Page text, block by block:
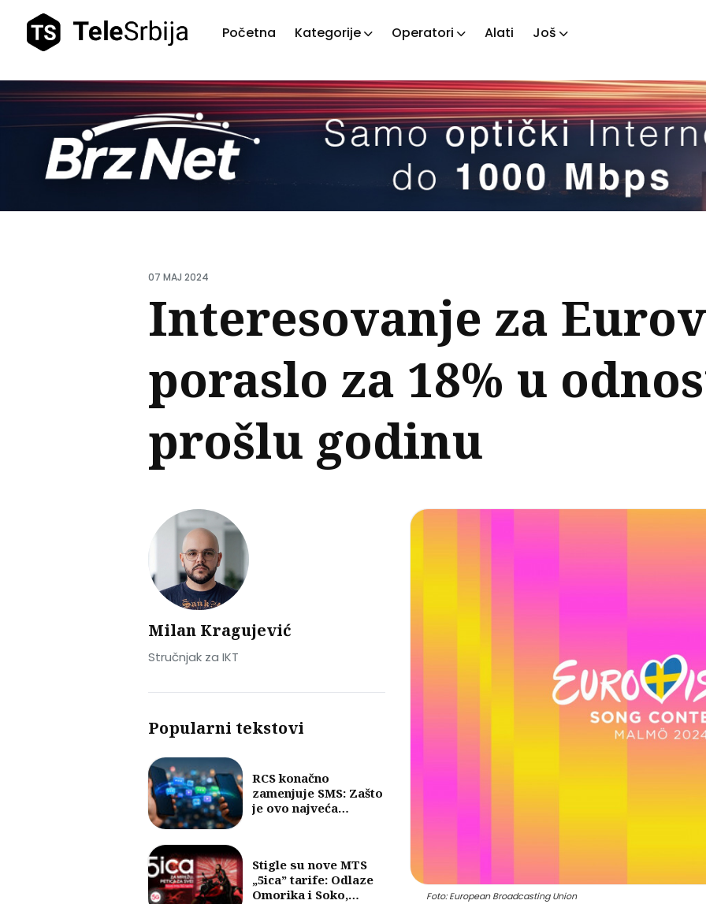
Početna Kategorije Operatori Alati Još
Pretražite
tekstove
07 MAJ 2024
Interesovanje za
poraslo za 18% u
prošlu godinu
Milan Kragujević
Stručnjak za IKT
Popularni tekstovi
RCS konačno
zamenjuje SMS: Zašto
je ovo najveća
Stigle su nove MTS
„5ica” tarife: Odlaze
Omorika i Soko,
Foto: European Broadcasting Union